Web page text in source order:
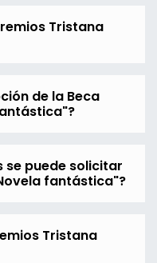
Tristana
de la Beca
se puede solicitar
fantástica"?
Tristana